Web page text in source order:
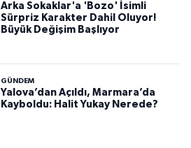
Arka Sokaklar'a 'Bozo' İsimli
Sürpriz Karakter Dahil Oluyor!
Büyük Değişim Başlıyor
GÜNDEM
Yalova’dan Açıldı, Marmara’da
Kayboldu: Halit Yukay Nerede?